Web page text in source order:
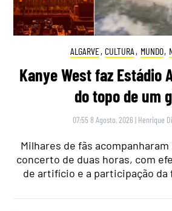
ALGARVE, CULTURA , MUNDO,
Kanye West faz Estádio
do topo de um
07:55 8 Agosto, 2026 | Henrique
Milhares de fãs
concerto de duas horas, com
de artifício e a participação da